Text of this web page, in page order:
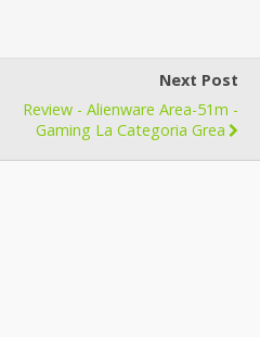
Next Post
Review - Alienware Area-51m -
Gaming La Categoria Grea